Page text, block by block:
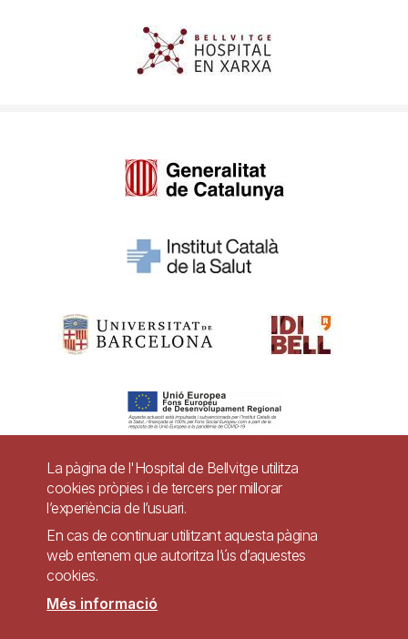
Pie
página
Contacte
Accessibilitat Avís legal Ajuda
La pàgina de l'Hospital de Bellvitge utilitza
cookies pròpies i de tercers per millorar
l’experiència de l’usuari.
En cas de continuar utilitzant aquesta pàgina
web entenem que autoritza l’ús d’aquestes
cookies.
Més informació